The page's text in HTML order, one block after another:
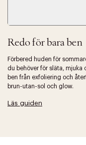
Redo för bara ben
Förbered huden för
du behöver för släta, mjuka
ben från exfoliering och
brun-utan-sol och glow.
Läs guiden
Tidigare